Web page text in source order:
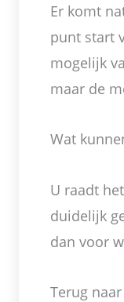
Er komt
punt start
mogelijk
maar de
Wat
U raadt
duidelijk
dan voor
Terug